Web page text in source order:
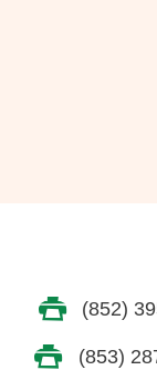
(852)
(853)